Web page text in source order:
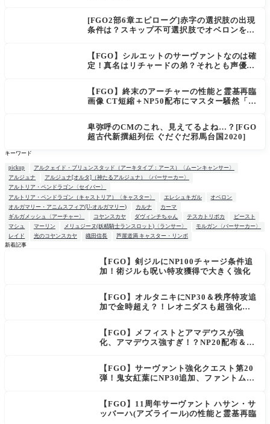
[FGO2部6章エピローグ]赤字の選択肢の出現
条件は？スキップ不可選択肢でオベロンを疑
上がり出てくる
【FGO】シルエットのサーヴァントなのは確
定！真名はリチャードの弟？それとも声優さ
【FGO】終末のアーチャーの性能と霊基再臨
画像 CT短縮＋NP50配布にマスター騒然「普
卑弥呼のCMのこれ、見えてるよね…？[FGO
超古代新撰組列伝 ぐだぐだ邪馬台国2020]
キーワード
pickup
アルクェイド・ブリュンスタッド（アーキタイプ：アース）〈ムーンキャンサー〉
アルジュナ
アルジュナ[オルタ]（神たるアルジュナ）〈バーサーカー〉
アルトリア・ペンドラゴン〈セイバー〉
アルトリア・ペンドラゴン（キャストリア）〈キャスター〉
エレシュキガル
オベロン
オルガマリー・アニムスフィア(U-オルガマリー)
カルナ
カーマ
ギルガメッシュ〈アーチャー〉
コヤンスカヤ ダヴィンチちゃん テスカトリポカ
ビースト
マシュ
マーリン メリュジーヌ(妖精騎士ランスロット)〈ランサー〉
モルガン〈バーサーカー〉
レイド
光のコヤンスカヤ 織田信長
芦屋道満 キャスター・リンボ
新着記事
【FGO】剣ジルにNP100チャージ条件追
加！術ジルも呪い特攻獲得で大きく強化
【FGO】オルタニキにNP30＆秩序特攻追
加で金時超え？！レオニダスも超強化で
【FGO】メフィストとアマデウスが強
化、アマデウス強すぎ！？NP20配布＆Ar
【FGO】サーヴァント強化クエスト第20
弾！鬼女紅葉にNP30追加、ファントムも
【FGO】11周年サーヴァント ハサン・サ
ッバーハ(アズライール)の性能と霊基再臨